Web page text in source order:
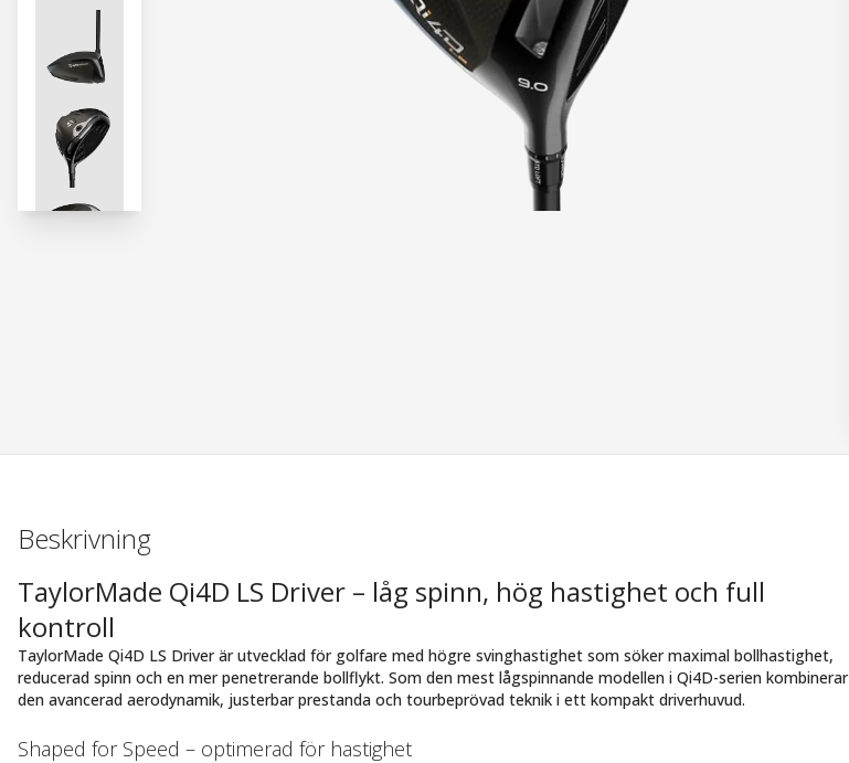
Beskrivning
TaylorMade Qi4D LS Driver – låg spinn, hög hastighet och full
kontroll
TaylorMade Qi4D LS Driver är utvecklad för golfare med högre svinghastighet som söker maximal bollhastighet,
reducerad spinn och en mer penetrerande bollflykt. Som den mest lågspinnande modellen i Qi4D-serien kombinerar
den avancerad aerodynamik, justerbar prestanda och tourbeprövad teknik i ett kompakt driverhuvud.
Shaped for Speed – optimerad för hastighet